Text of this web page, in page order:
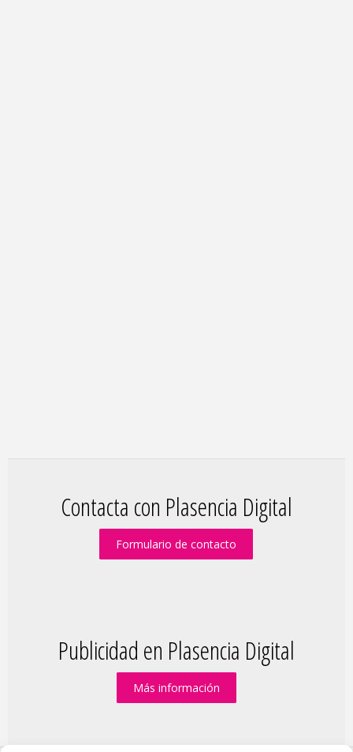
Contacta con Plasencia Digital
Formulario de contacto
Publicidad en Plasencia Digital
Más información